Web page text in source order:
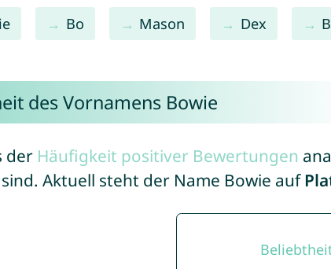
Bo Mason Dex
des Vornamens Bowie
der Häufigkeit positiver Bewertungen
Aktuell steht der Name Bowie auf